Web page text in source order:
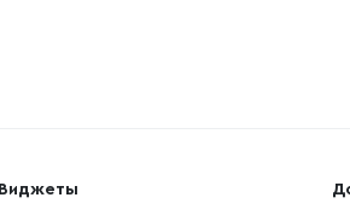
Виджеты